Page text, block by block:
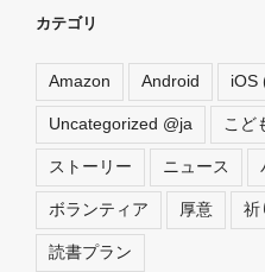
カテゴリ
Amazon Android iOS
Uncategorized @ja こど
ストーリー ニュース
ボランティア 厚意 祈
読書プラン